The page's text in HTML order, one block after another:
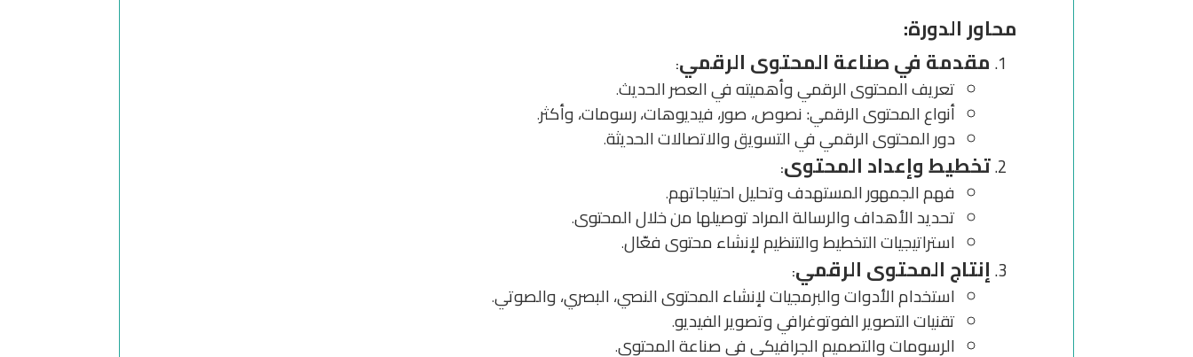
محاور الدورة:
مقدمة في صناعة المحتوى الرقمي:
تعريف المحتوى الرقمي وأهميته في العصر الحديث.
أنواع المحتوى الرقمي: نصوص، صور، فيديوهات، رسومات، وأكثر.
دور المحتوى الرقمي في التسويق والاتصالات الحديثة.
تخطيط وإعداد المحتوى:
فهم الجمهور المستهدف وتحليل احتياجاتهم.
تحديد الأهداف والرسالة المراد توصيلها من خلال المحتوى.
استراتيجيات التخطيط والتنظيم لإنشاء محتوى فعّال.
إنتاج المحتوى الرقمي:
استخدام الأدوات والبرمجيات لإنشاء المحتوى النصي، البصري، والصوتي.
تقنيات التصوير الفوتوغرافي وتصوير الفيديو.
الرسومات والتصميم الجرافيكي في صناعة المحتوى.